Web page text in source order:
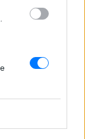
να αποδεχτεί
Γιατί